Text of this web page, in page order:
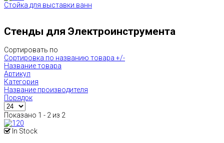
Стойка для выставки ванн
Стенды для Электроинструмента
Сортировать по
Сортировка по названию товара +/-
Название товара
Артикул
Категория
Название производителя
Порядок
Показано 1 - 2 из 2
In Stock